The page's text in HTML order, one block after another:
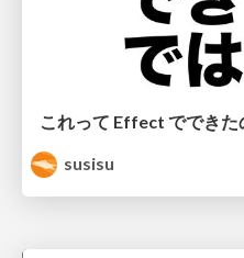
susisu